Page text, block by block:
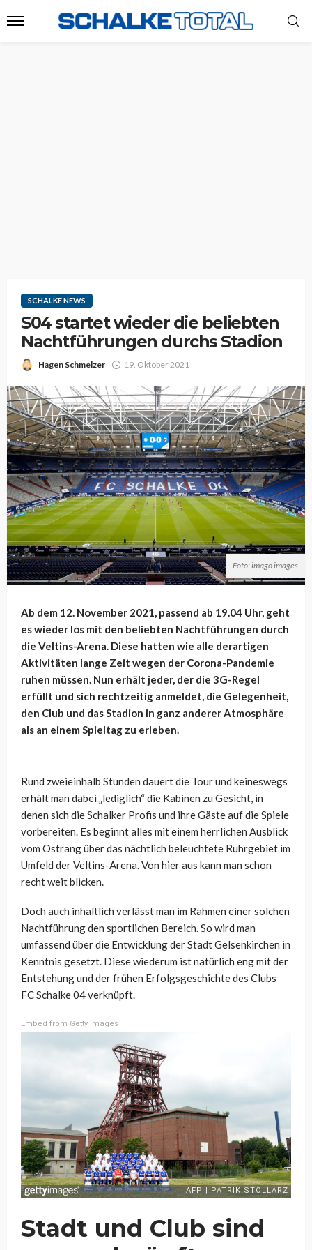
SCHALKE NEWS
S04 startet wieder die beliebten
Nachtführungen durchs Stadion
Hagen Schmelzer 19. Oktober 2021
Foto: imago images
Ab dem 12. November 2021, passend ab 19.04 Uhr, geht
es wieder los mit den beliebten Nachtführungen durch
die Veltins-Arena. Diese hatten wie alle derartigen
Aktivitäten lange Zeit wegen der Corona-Pandemie
ruhen müssen. Nun erhält jeder, der die 3G-Regel
erfüllt und sich rechtzeitig anmeldet, die Gelegenheit,
den Club und das Stadion in ganz anderer Atmosphäre
als an einem Spieltag zu erleben.
Rund zweieinhalb Stunden dauert die Tour und keineswegs
erhält man dabei „lediglich“ die Kabinen zu Gesicht, in
denen sich die Schalker Profis und ihre Gäste auf die Spiele
vorbereiten. Es beginnt alles mit einem herrlichen Ausblick
vom Ostrang über das nächtlich beleuchtete Ruhrgebiet im
Umfeld der Veltins-Arena. Von hier aus kann man schon
recht weit blicken.
Doch auch inhaltlich verlässt man im Rahmen einer solchen
Nachtführung den sportlichen Bereich. So wird man
umfassend über die Entwicklung der Stadt Gelsenkirchen in
Kenntnis gesetzt. Diese wiederum ist natürlich eng mit der
Entstehung und der frühen Erfolgsgeschichte des Clubs
FC Schalke 04 verknüpft.
Embed from Getty Images
Stadt und Club sind